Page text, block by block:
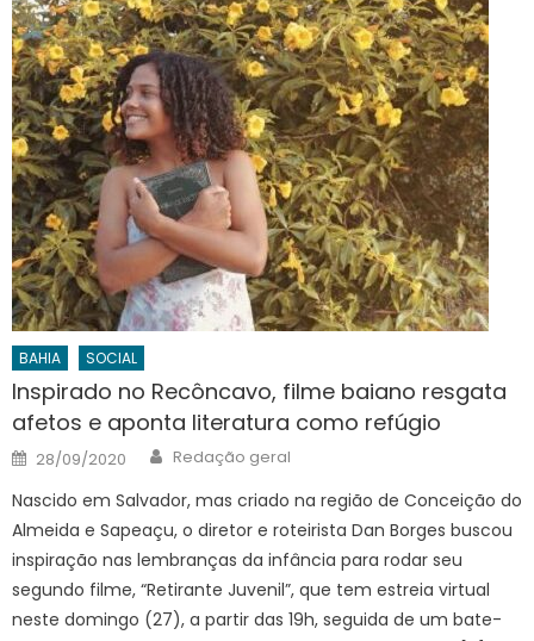
BAHIA SOCIAL
Inspirado no Recôncavo, filme baiano resgata
afetos e aponta literatura como refúgio
Posted
on
28/09/2020 Author
Redação geral
Nascido em Salvador, mas criado na região de Conceição do
Almeida e Sapeaçu, o diretor e roteirista Dan Borges buscou
inspiração nas lembranças da infância para rodar seu
segundo filme, “Retirante Juvenil”, que tem estreia virtual
neste domingo (27), a partir das 19h, seguida de um bate-